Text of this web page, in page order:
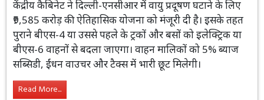
प्रदूषण पर सरकार का बड़ा प्रहार: दिल्ली-एनसीआर में पुराने
कमर्शियल वाहनों को बदलने के लिए 9,585 करोड़ की योजना
मंजूर, टैक्स में भारी छूट
03 Jun 2026 17:37:28 ByJaipur NM